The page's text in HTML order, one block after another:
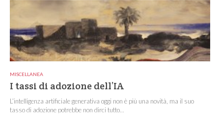
MISCELLANEA
I tassi di adozione dell’IA
L’intelligenza artificiale generativa oggi non è più una novità, ma il suo
tasso di adozione potrebbe non dirci tutto...